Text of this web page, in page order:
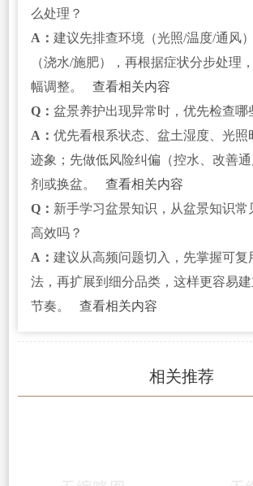
么处理？
A： 建议先排查环境（光照/温度/通风
（浇水/施肥），再根据症状分步处理
幅调整。
查看相关内容
Q： 盆景养护出现异常时，优先检查哪
A： 优先看根系状态、盆土湿度、光照
迹象；先做低风险纠偏（控水、改善
剂或换盆。
查看相关内容
Q： 新手学习盆景知识，从盆景知识常
高效吗？
A： 建议从高频问题切入，先掌握可复
法，再扩展到细分品类，这样更容易
节奏。
查看相关内容
相关推荐